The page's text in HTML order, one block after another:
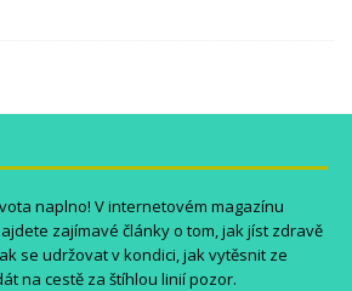
naplno! V internetovém magazínu
zajímavé články o tom, jak jíst zdravě
se udržovat v kondici, jak vytěsnit ze
na cestě za štíhlou linií pozor.